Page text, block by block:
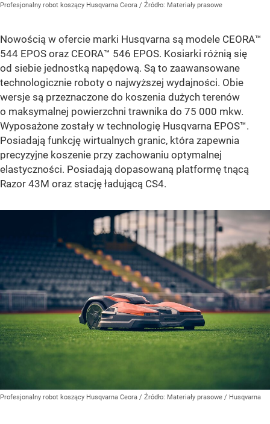
Profesjonalny robot koszący Husqvarna Ceora / Źródło: Materiały prasowe
Nowością w ofercie marki Husqvarna są modele CEORA™
544 EPOS oraz CEORA™ 546 EPOS. Kosiarki różnią się
od siebie jednostką napędową. Są to zaawansowane
technologicznie roboty o najwyższej wydajności. Obie
wersje są przeznaczone do koszenia dużych terenów
o maksymalnej powierzchni trawnika do 75 000 mkw.
Wyposażone zostały w technologię Husqvarna EPOS™.
Posiadają funkcję wirtualnych granic, która zapewnia
precyzyjne koszenie przy zachowaniu optymalnej
elastyczności. Posiadają dopasowaną platformę tnącą
Razor 43M oraz stację ładującą CS4.
Profesjonalny robot koszący Husqvarna Ceora / Źródło: Materiały prasowe / Husqvarna